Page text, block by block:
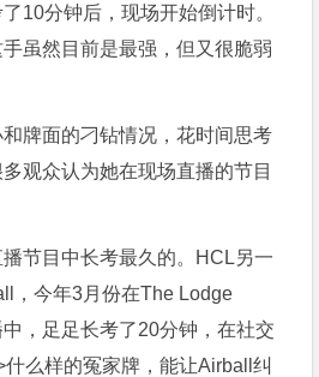
10分钟后，现场开始倒计时。
虽然目前是最强，但又很脆弱
牌面的刁钻情况，花时间思考
观众认为她在现场直播的节目
节目中长考最久的。HCL另一
，今年3月份在The Lodge
，足足长考了20分钟，在社交
么样的冤家牌，能让Airball纠